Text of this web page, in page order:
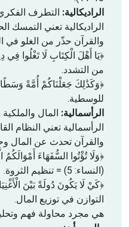
الراديكالية: التطرف
الراديكالية تعني التمسك
والقرآن حذّر من الغلو في
من التشدد.
للوسطية.
الرأسمالية: المال والملكية
الرأسمالية تعني النظام
والقرآن تحدث عن المال
﴿وَلَا تُؤْتُوا السُّفَهَاءَ
(النساء: 5) = تنظيم الثروة.
التوازن في توزيع المال.
هي مجرد محاولة فهم